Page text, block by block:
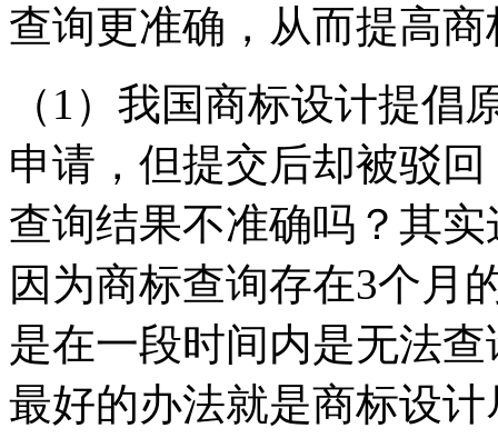
查询更准确，从而提高
（1）我国商标设计提
申请，但提交后却被驳
查询结果不准确吗？其
因为商标查询存在3个月
是在一段时间内是无法
最好的办法就是商标设